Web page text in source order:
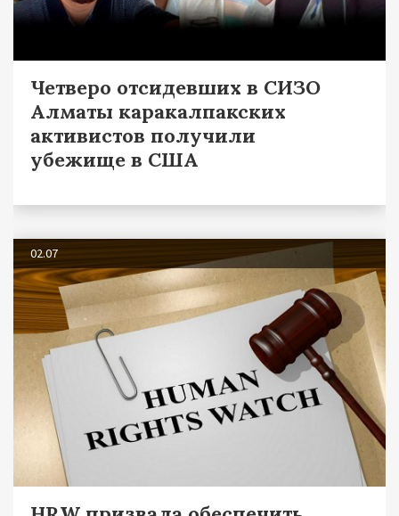
Четверо отсидевших в СИЗО
Алматы каракалпакских
активистов получили
убежище в США
02.07